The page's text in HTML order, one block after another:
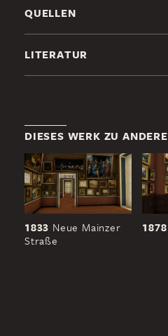
QUELLEN
LITERATUR
DIESES WERK ZU
1833 Neue Mainzer
Straße
1878